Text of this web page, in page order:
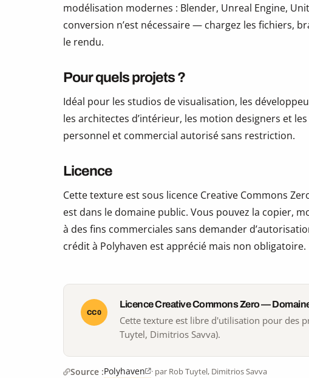
modélisation modernes : Blender, Unreal Engine,
conversion n’est nécessaire — chargez les fichiers,
le rendu.
Pour quels projets ?
Idéal pour les studios de visualisation, les
les architectes d’intérieur, les motion designers et
personnel et commercial autorisé sans restriction.
Licence
Cette texture est sous licence Creative Commons
est dans le domaine public. Vous pouvez la copier,
à des fins commerciales sans demander
crédit à Polyhaven est apprécié mais non obligatoire.
CC0
Licence Creative Commons Zero —
Cette texture est libre d'utilisation pour des
Tuytel, Dimitrios Savva).
Source :Polyhaven · par Rob Tuytel, Dimitrios Savva